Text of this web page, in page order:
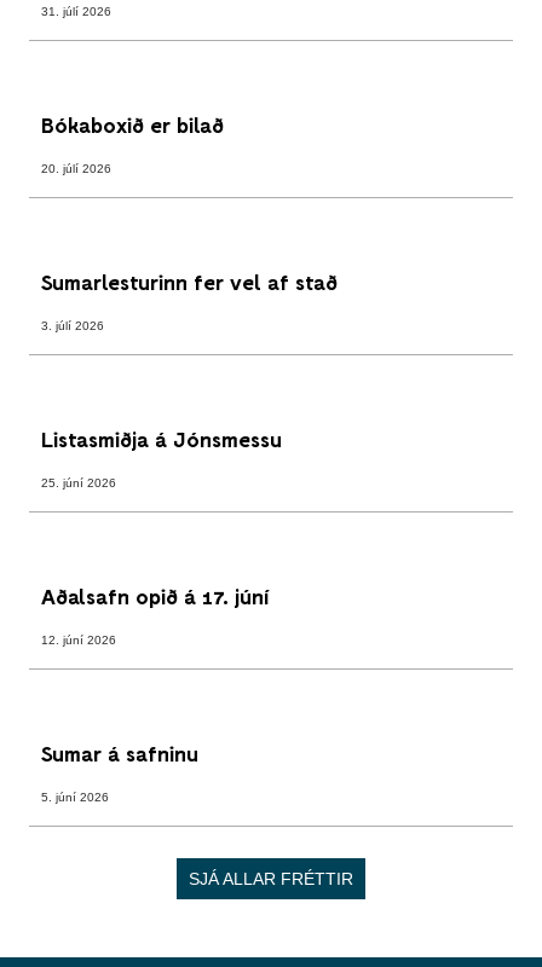
31. júlí 2026
Bókaboxið er bilað
20. júlí 2026
Sumarlesturinn fer vel af stað
3. júlí 2026
Listasmiðja á Jónsmessu
25. júní 2026
Aðalsafn opið á 17. júní
12. júní 2026
Sumar á safninu
5. júní 2026
SJÁ ALLAR FRÉTTIR